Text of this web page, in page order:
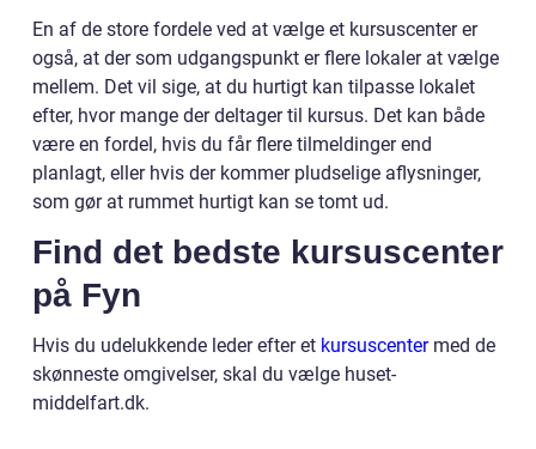
En af de store fordele ved at vælge et kursuscenter er
også, at der som udgangspunkt er flere lokaler at vælge
mellem. Det vil sige, at du hurtigt kan tilpasse lokalet
efter, hvor mange der deltager til kursus. Det kan både
være en fordel, hvis du får flere tilmeldinger end
planlagt, eller hvis der kommer pludselige aflysninger,
som gør at rummet hurtigt kan se tomt ud.
Find det bedste kursuscenter
på Fyn
Hvis du udelukkende leder efter et kursuscentermed de
skønneste omgivelser, skal du vælge huset-
middelfart.dk.